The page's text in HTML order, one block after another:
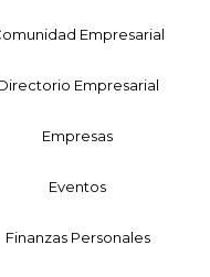
Empresarial
Empresarial
Empresas
Eventos
Finanzas Personales